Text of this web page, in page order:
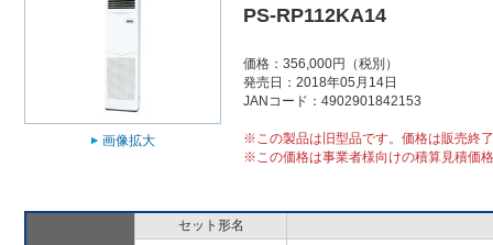
画像拡大
PS-RP112KA14
価格：356,000円（税別）
発売日：2018年05月14日
JANコード：4902901842153
※この製品は旧型品です。価格は販売終
※この価格は事業者様向けの積算見積価
セット形名